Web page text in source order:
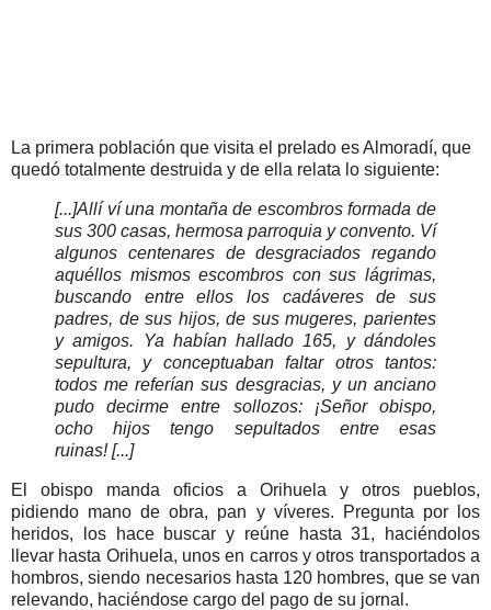
La primera población que visita el prelado es Almoradí, que
quedó totalmente destruida y de ella relata lo siguiente:
[...]Allí ví una montaña de escombros formada de
sus 300 casas, hermosa parroquia y convento. Ví
algunos centenares de desgraciados regando
aquéllos mismos escombros con sus lágrimas,
buscando entre ellos los cadáveres de sus
padres, de sus hijos, de sus mugeres, parientes
y amigos. Ya habían hallado 165, y dándoles
sepultura, y conceptuaban faltar otros tantos:
todos me referían sus desgracias, y un anciano
pudo decirme entre sollozos: ¡Señor obispo,
ocho hijos tengo sepultados entre esas
ruinas! [...]
El obispo manda oficios a Orihuela y otros pueblos,
pidiendo mano de obra, pan y víveres. Pregunta por los
heridos, los hace buscar y reúne hasta 31, haciéndolos
llevar hasta Orihuela, unos en carros y otros transportados a
hombros, siendo necesarios hasta 120 hombres, que se van
relevando, haciéndose cargo del pago de su jornal.